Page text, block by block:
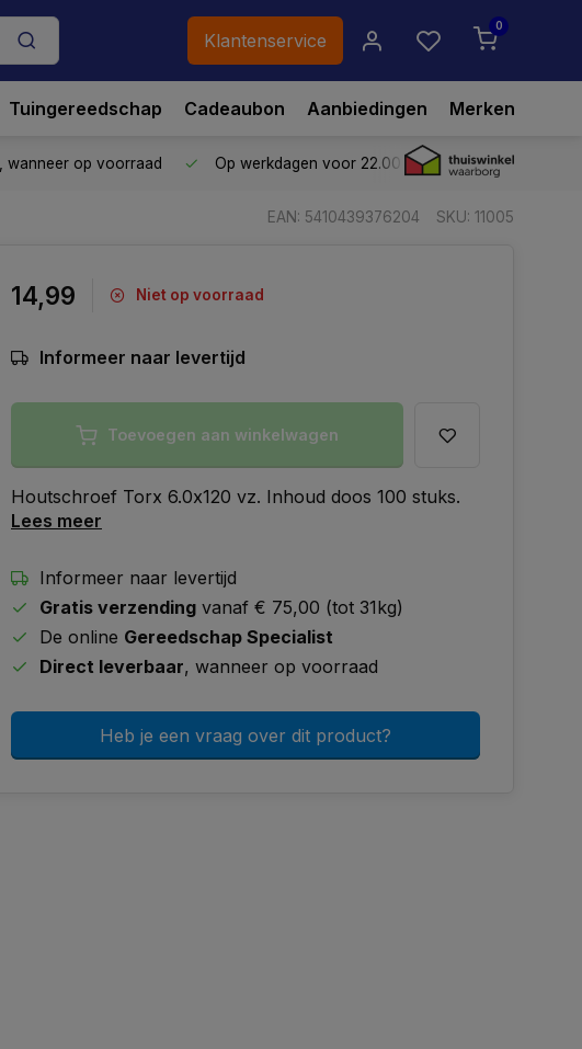
Klantenservice
0
Tuingereedschap Cadeaubon Aanbiedingen Merken
, wanneer op voorraad Op werkdagen voor 22.00 uur besteld,vandaag
EAN: 5410439376204 SKU: 11005
14,99 Niet op voorraad
Informeer naar levertijd
Toevoegen aan winkelwagen
Houtschroef Torx 6.0x120 vz. Inhoud doos 100 stuks.
Lees meer
Informeer naar levertijd
Gratis verzending vanaf € 75,00 (tot 31kg)
De online Gereedschap Specialist
Direct leverbaar, wanneer op voorraad
Heb je een vraag over dit product?